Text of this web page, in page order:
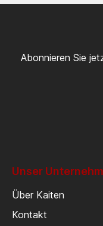
Abonnieren Sie
Unser
Über Kaiten
Kontakt